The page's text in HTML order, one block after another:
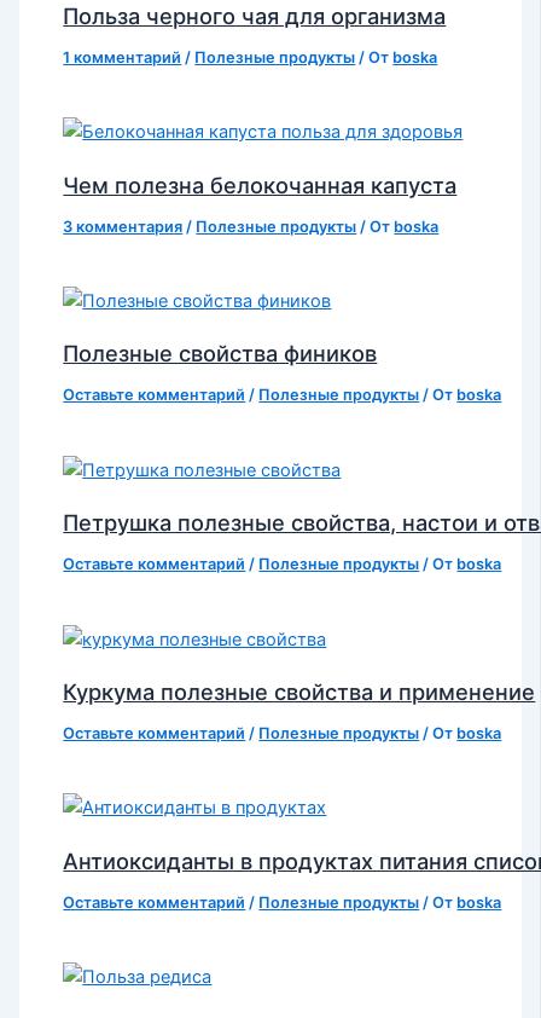
Польза черного чая для организма
1 комментарий / Полезные продукты / От boska
Чем полезна белокочанная капуста
3 комментария / Полезные продукты / От boska
Полезные свойства фиников
Оставьте комментарий / Полезные продукты / От boska
Петрушка полезные свойства, настои и
Оставьте комментарий / Полезные продукты / От boska
Куркума полезные свойства и применение
Оставьте комментарий / Полезные продукты / От boska
Антиоксиданты в продуктах питания
Оставьте комментарий / Полезные продукты / От boska